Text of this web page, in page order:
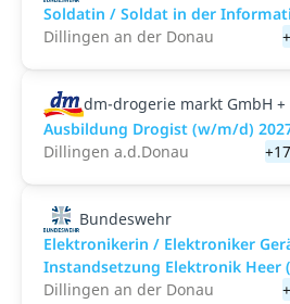
Soldatin / Soldat in der
Dillingen an der Donau
dm-drogerie markt GmbH +
Ausbildung Drogist (w/m/d)
Dillingen a.d.Donau
Bundeswehr
Elektronikerin / Elektroniker
Instandsetzung Elektronik Heer
Dillingen an der Donau